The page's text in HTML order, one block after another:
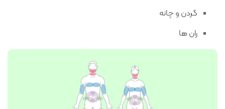
گردن و چانه
ران ها